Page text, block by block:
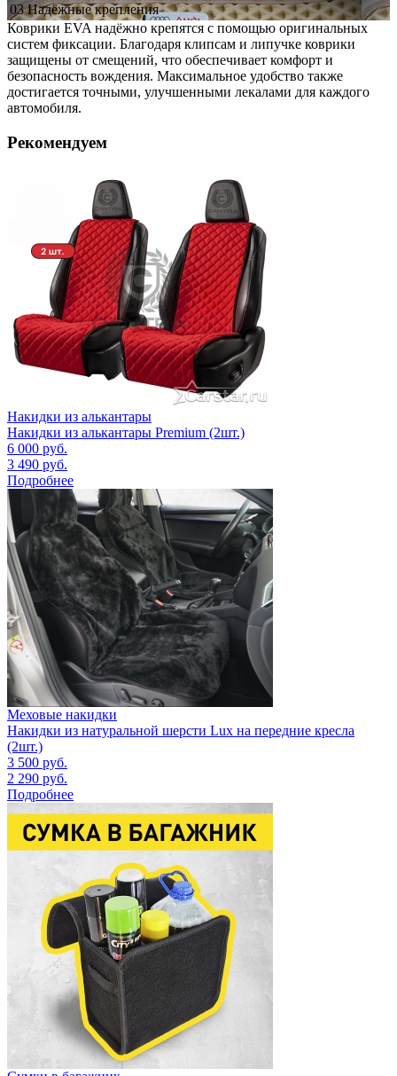
03 Надёжные крепления
Коврики EVA надёжно крепятся с помощью оригинальных
систем фиксации. Благодаря клипсам и липучке коврики
защищены от смещений, что обеспечивает комфорт и
безопасность вождения. Максимальное удобство также
достигается точными, улучшенными лекалами для каждого
автомобиля.
Рекомендуем
Накидки из алькантары
Накидки из алькантары Premium (2шт.)
6 000 руб.
3 490 руб.
Подробнее
Меховые накидки
Накидки из натуральной шерсти Lux на передние кресла
(2шт.)
3 500 руб.
2 290 руб.
Подробнее